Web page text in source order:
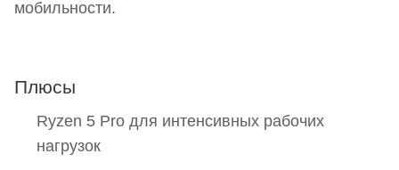
мобильности.
Плюсы
Ryzen 5 Pro для интенсивных рабочих
нагрузок